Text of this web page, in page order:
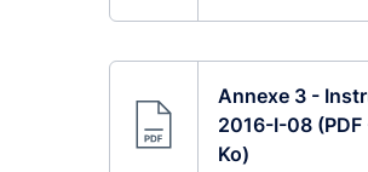
Annexe 3 -
2016-I-08 (PDF
Ko)